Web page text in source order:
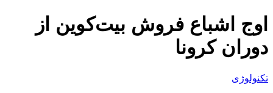
اوج اشباع فروش بیت‌کوین از
دوران کرونا
تکنولوژی